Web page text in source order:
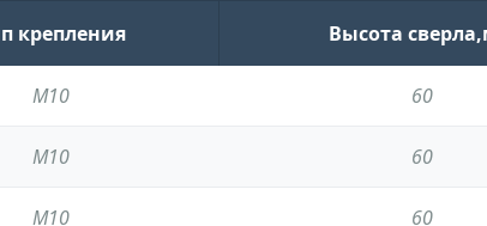
крепления Высота
М10 60
М10 60
М10 60